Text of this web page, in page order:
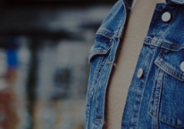
Oppimateriaalit
Yläkoulun lisenssit
Hinnasto
Käyttöönotto